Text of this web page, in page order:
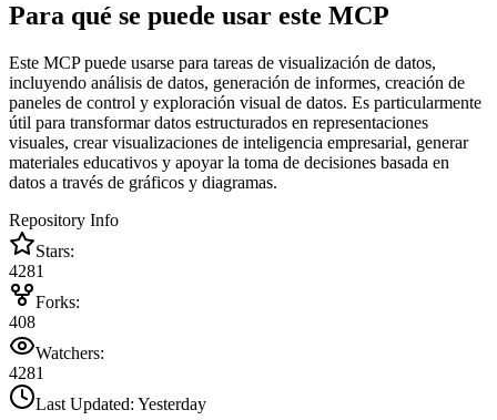
Para qué se puede usar este MCP
Este MCP puede usarse para tareas de visualización de datos,
incluyendo análisis de datos, generación de informes, creación de
paneles de control y exploración visual de datos. Es particularmente
útil para transformar datos estructurados en representaciones
visuales, crear visualizaciones de inteligencia empresarial, generar
materiales educativos y apoyar la toma de decisiones basada en
datos a través de gráficos y diagramas.
Repository Info
Stars:
4281
Forks:
408
Watchers:
4281
Last Updated: Yesterday